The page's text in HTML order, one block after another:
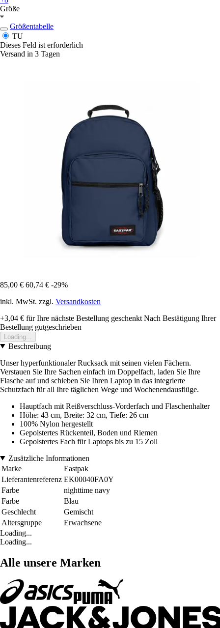
Größe
*
Größentabelle
TU
Dieses Feld ist erforderlich
Versand in 3 Tagen
85,00 € 60,74 € -29%
inkl. MwSt. zzgl. Versandkosten
+3,04 € für Ihre nächste Bestellung geschenkt Nach Bestätigung Ihrer
Bestellung gutgeschrieben
Loading...
Beschreibung
Unser hyperfunktionaler Rucksack mit seinen vielen Fächern.
Verstauen Sie Ihre Sachen einfach im Doppelfach, laden Sie Ihre
Flasche auf und schieben Sie Ihren Laptop in das integrierte
Schutzfach für all Ihre täglichen Wege und Wochenendausflüge.
Hauptfach mit Reißverschluss-Vorderfach und Flaschenhalter
Höhe: 43 cm, Breite: 32 cm, Tiefe: 26 cm
100% Nylon hergestellt
Gepolstertes Rückenteil, Boden und Riemen
Gepolstertes Fach für Laptops bis zu 15 Zoll
Zusätzliche Informationen
Marke
Eastpak
Lieferantenreferenz EK00040FA0Y
Farbe
nighttime navy
Farbe
Blau
Geschlecht
Gemischt
Altersgruppe
Erwachsene
Loading...
Loading...
Alle unsere Marken